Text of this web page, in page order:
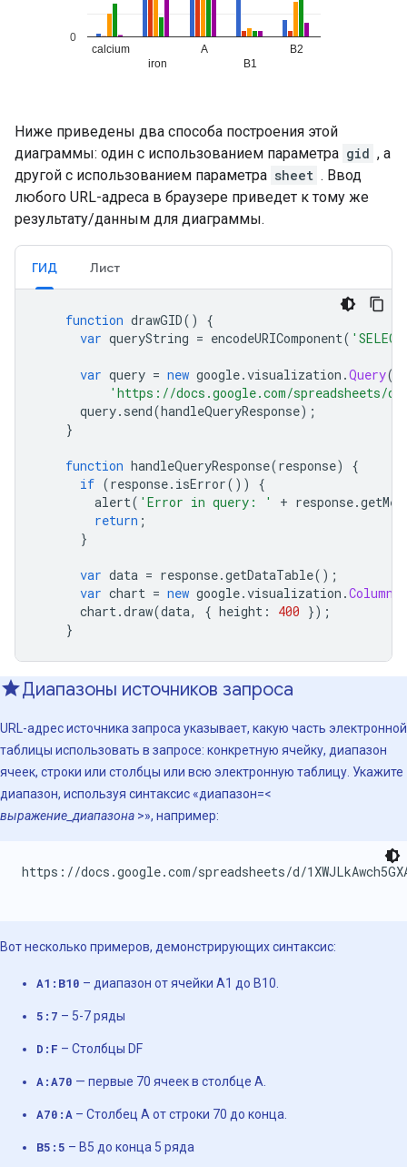
Ниже приведены два способа построения этой
диаграммы: один с использованием параметра gid , а
другой с использованием параметра sheet . Ввод
любого URL-адреса в браузере приведет к тому же
результату/данным для диаграммы.
ГИД Лист
function drawGID()
{
var queryString = encodeURIComponent(
var query = new google.visualization .Query(
'https://docs.google.com/spreadsheets/d/
query. send(handleQueryResponse);
}
function handleQueryResponse(response)
{
if (response. isError())
{
alert( 'Error in query: ' + response.
return ;
}
var data = response.getDataTable();
var chart = new google.visualization .
chart .draw(data, { height : 400 });
}
Диапазоны источников запроса
URL-адрес источника запроса указывает, какую часть электронной
таблицы использовать в запросе: конкретную ячейку, диапазон
ячеек, строки или столбцы или всю электронную таблицу. Укажите
диапазон, используя синтаксис «диапазон=<
выражение_диапазона >», например:
https://docs.google.com/spreadsheets/d/
Вот несколько примеров, демонстрирующих синтаксис:
A1:B10 – диапазон от ячейки A1 до B10.
5:7 – 5-7 ряды
D:F – Столбцы DF
A:A70 — первые 70 ячеек в столбце A.
A70:A – Столбец A от строки 70 до конца.
B5:5 – В5 до конца 5 ряда